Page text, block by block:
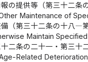
の提供等（第三十二条
Maintenance of
（第三十二条の十八―第
Maintain
条の二十一・第三十二
Related